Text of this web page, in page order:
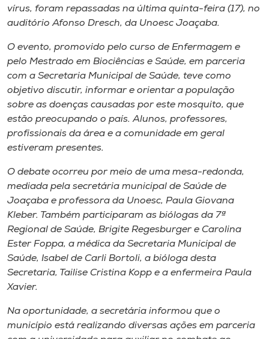
o idioma
A+
vírus, foram repassadas na última quinta-feira (17), no
auditório Afonso Dresch, da Unoesc Joaçaba.
O evento, promovido pelo curso de Enfermagem e
pelo Mestrado em Biociências e Saúde, em parceria
com a Secretaria Municipal de Saúde, teve como
objetivo discutir, informar e orientar a população
sobre as doenças causadas por este mosquito, que
estão preocupando o país. Alunos, professores,
profissionais da área e a comunidade em geral
estiveram presentes.
O debate ocorreu por meio de uma mesa-redonda,
mediada pela secretária municipal de Saúde de
Joaçaba e professora da Unoesc, Paula Giovana
Kleber. Também participaram as biólogas da 7ª
Regional de Saúde, Brigite Regesburger e Carolina
Ester Foppa, a médica da Secretaria Municipal de
Saúde, Isabel de Carli Bortoli, a bióloga desta
Secretaria, Tailise Cristina Kopp e a enfermeira Paula
Xavier.
Na oportunidade, a secretária informou que o
município está realizando diversas ações em parceria